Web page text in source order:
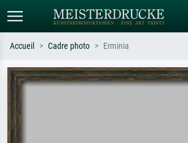
Recherche standard
impressionnisme, vague de Hokusai,
Accueil Cadre photo Erminia